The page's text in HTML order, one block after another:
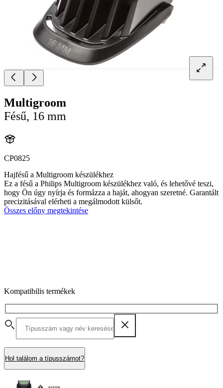
Multigroom
Fésű, 16 mm
CP0825
Hajfésű a Multigroom készülékhez
Ez a fésű a Philips Multigroom készülékhez való, és lehetővé teszi,
hogy Ön úgy nyírja és formázza a haját, ahogyan szeretné. Garantált
precizitásával elérheti a megálmodott külsőt.
Összes előny megtekintése
Kompatibilis termékek
Hol találom a típusszámot?